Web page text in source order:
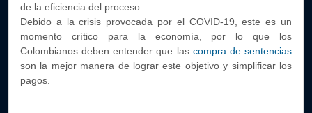
de la eficiencia del proceso.
Debido a la crisis provocada por el COVID-19, este es un
momento crítico para la economía, por lo que los
Colombianos deben entender que las compra de sentencias
son la mejor manera de lograr este objetivo y simplificar los
pagos.